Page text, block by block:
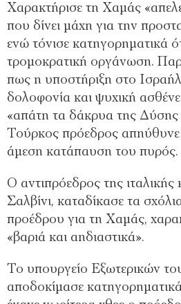
Χαρακτήρισε τη Χαμάς
που δίνει μάχη για την
ενώ τόνισε κατηγορηματικά
τρομοκρατική οργάνωση.
πως η υποστήριξη στο
δολοφονία και ψυχική
«απάτη τα δάκρυα της Δύσης
Τούρκος πρόεδρος
άμεση κατάπαυση του πυρός.
Ο αντιπρόεδρος της
Σαλβίνι, καταδίκασε τα
προέδρου για τη Χαμάς,
«βαριά και αηδιαστικά».
Το υπουργείο Εξωτερικών
αποδοκίμασε